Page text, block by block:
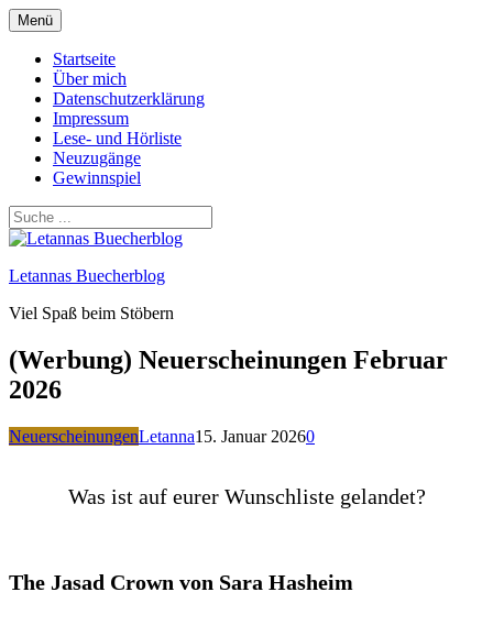
Zum
Inhalt
springen
Menü
Startseite
Über mich
Datenschutzerklärung
Impressum
Lese- und Hörliste
Neuzugänge
Gewinnspiel
Letannas Buecherblog
Viel Spaß beim Stöbern
(Werbung) Neuerscheinungen Februar
2026
NeuerscheinungenLetanna15. Januar 20260
Was ist auf eurer Wunschliste gelandet?
The Jasad Crown von Sara Hasheim